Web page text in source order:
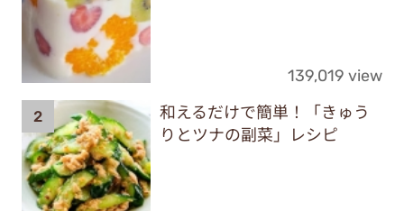
139,019 view
和えるだけで簡単！「きゅう
りとツナの副菜」レシピ